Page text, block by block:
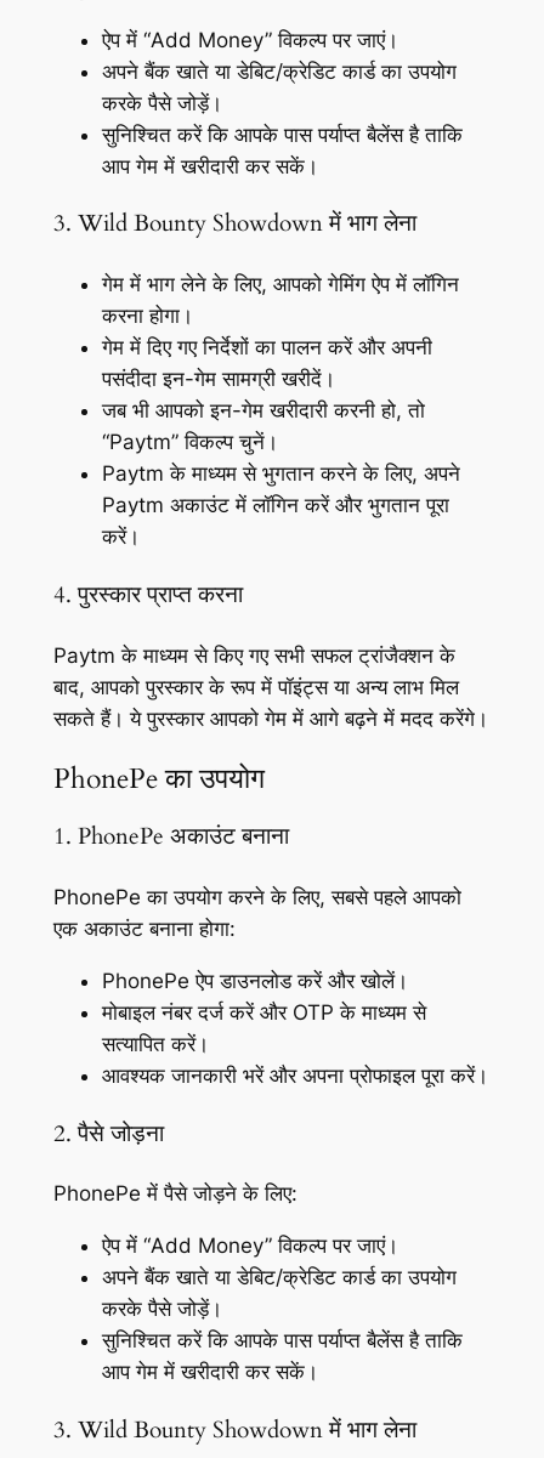
ऐप में “Add Money” विकल्प पर जाएं।
अपने बैंक खाते या डेबिट/क्रेडिट कार्ड का उपयोग
करके पैसे जोड़ें।
सुनिश्चित करें कि आपके पास पर्याप्त बैलेंस है ताकि
आप गेम में खरीदारी कर सकें।
3. Wild Bounty Showdown में भाग लेना
गेम में भाग लेने के लिए, आपको गेमिंग ऐप में लॉगिन
करना होगा।
गेम में दिए गए निर्देशों का पालन करें और अपनी
पसंदीदा इन-गेम सामग्री खरीदें।
जब भी आपको इन-गेम खरीदारी करनी हो, तो
“Paytm” विकल्प चुनें।
Paytm के माध्यम से भुगतान करने के लिए, अपने
Paytm अकाउंट में लॉगिन करें और भुगतान पूरा
करें।
4. पुरस्कार प्राप्त करना
Paytm के माध्यम से किए गए सभी सफल ट्रांजैक्शन के
बाद, आपको पुरस्कार के रूप में पॉइंट्स या अन्य लाभ मिल
सकते हैं। ये पुरस्कार आपको गेम में आगे बढ़ने में मदद करेंगे।
PhonePe का उपयोग
1. PhonePe अकाउंट बनाना
PhonePe का उपयोग करने के लिए, सबसे पहले आपको
एक अकाउंट बनाना होगा:
PhonePe ऐप डाउनलोड करें और खोलें।
मोबाइल नंबर दर्ज करें और OTP के माध्यम से
सत्यापित करें।
आवश्यक जानकारी भरें और अपना प्रोफाइल पूरा करें।
2. पैसे जोड़ना
PhonePe में पैसे जोड़ने के लिए:
ऐप में “Add Money” विकल्प पर जाएं।
अपने बैंक खाते या डेबिट/क्रेडिट कार्ड का उपयोग
करके पैसे जोड़ें।
सुनिश्चित करें कि आपके पास पर्याप्त बैलेंस है ताकि
आप गेम में खरीदारी कर सकें।
3. Wild Bounty Showdown में भाग लेना